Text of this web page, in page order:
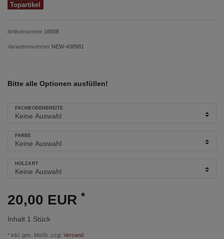
Topartikel
Artikelnummer 16508
Variantennummer NEW-438981
Bitte alle Optionen ausfüllen!
FACHBODENBREITE
FARBE
HOLZART
20,00 EUR *
Inhalt 1 Stück
* inkl. ges. MwSt. zzgl. Versand